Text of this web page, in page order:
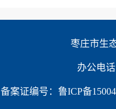
枣庄市生
办公电
备案证编号：鲁ICP备